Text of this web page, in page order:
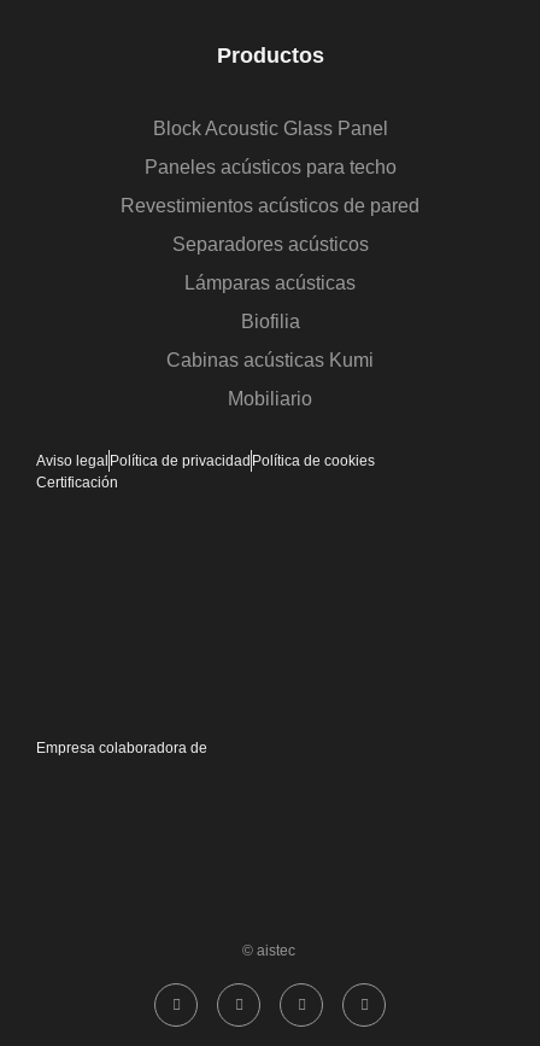
Productos
Block Acoustic Glass Panel
Paneles acústicos para techo
Revestimientos acústicos de pared
Separadores acústicos
Lámparas acústicas
Biofilia
Cabinas acústicas Kumi
Mobiliario
© aistec
Empresa colaboradora de
Aviso legal Política de privacidad Política de cookies
Certificación